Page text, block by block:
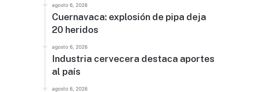
agosto 6, 2026
Cuernavaca: explosión de pipa deja
20 heridos
agosto 6, 2026
Industria cervecera destaca aportes
al país
agosto 6, 2026